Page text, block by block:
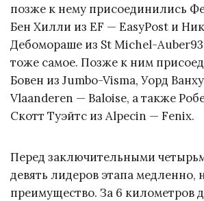
позже к нему присоединились
Бен Хилли из EF — EasyPost и
Дебомораше из St Michel-
тоже самое. Позже к ним
Бовен из Jumbo-Visma, Уорд
Vlaanderen — Baloise, а также
Скотт Туэйтс из Alpecin — Fenix.
Перед заключительными
девять лидеров этапа медленно,
преимущество. За 6 километров